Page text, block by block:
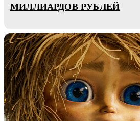
МИЛЛИАРДОВ РУБЛЕЙ